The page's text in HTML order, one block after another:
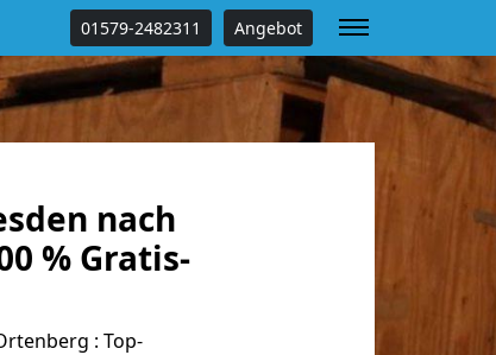
01579-2482311 Angebot
nach
% Gratis-
: Top-